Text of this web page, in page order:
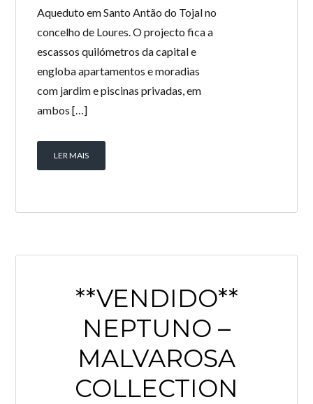
Aqueduto em Santo Antão do Tojal no
concelho de Loures. O projecto fica a
escassos quilómetros da capital e
engloba apartamentos e moradias
com jardim e piscinas privadas, em
ambos […]
LER MAIS
**VENDIDO**
NEPTUNO –
MALVAROSA
COLLECTION